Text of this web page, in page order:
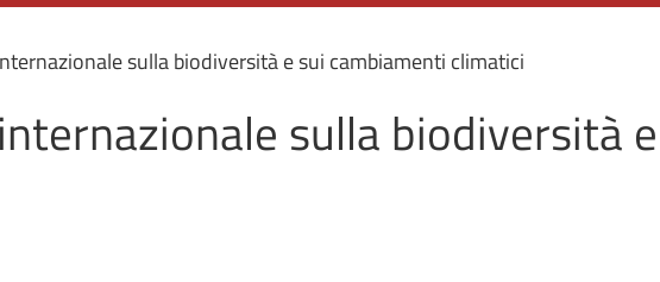
sulla biodiversità e sui cambiamenti climatici
sulla biodiversità